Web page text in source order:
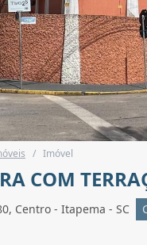
/ Imóvel
COM
Centro - Itapema - SC